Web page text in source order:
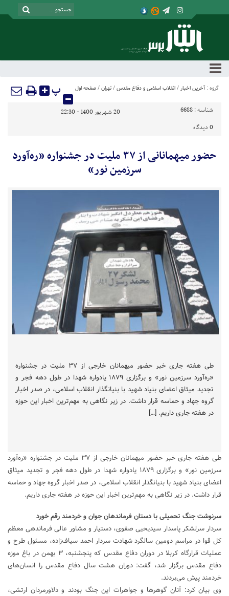
گروه : آخرین اخبار / انقلاب اسلامی و دفاع مقدس / تهران / صفحه اول پ
شناسه : 6688
20 شهریور 1400 - 22:30
0 دیدگاه
حضور میهمانانی از ۳۷ ملیت در جشنواره «ره‌آورد
سرزمین نور»
طی هفته جاری خبر حضور میهمانان خارجی از ۳۷ ملیت در جشنواره
«ره‌آورد سرزمین نور» و برگزاری ۱۸۷۹ یادواره شهدا در طول دهه فجر و
تجدید میثاق اعضای بنیاد شهید با بنیانگذار انقلاب اسلامی، در صدر اخبار
گروه جهاد و حماسه قرار داشت. در زیر نگاهی به مهم‌ترین اخبار این حوزه
در هفته جاری داریم. […]
طی هفته جاری خبر حضور میهمانان خارجی از ۳۷ ملیت در جشنواره «ره‌آورد
سرزمین نور» و برگزاری ۱۸۷۹ یادواره شهدا در طول دهه فجر و تجدید میثاق
اعضای بنیاد شهید با بنیانگذار انقلاب اسلامی، در صدر اخبار گروه جهاد و حماسه
قرار داشت. در زیر نگاهی به مهم‌ترین اخبار این حوزه در هفته جاری داریم.
سرنوشت جنگ تحمیلی با دستان فرماندهان جوان و خردمند رقم خورد
سردار سرلشکر پاسدار سیدیحیی صفوی، دستیار و مشاور عالی فرماندهی معظم
کل قوا در مراسم دومین سالگرد شهادت سردار احمد سیاف‌زاده، مسئول طرح و
عملیات قرارگاه کربلا در دوران دفاع مقدس که پنجشنبه، ۳ بهمن در باغ موزه
دفاع مقدس برگزار شد، گفت: دوران هشت سال دفاع مقدس را انسان‌های
خردمند پیش می‌بردند.
وی بیان کرد: آنان گوهرها و جواهرات این جنگ بودند و دلاورمردان ارتشی،